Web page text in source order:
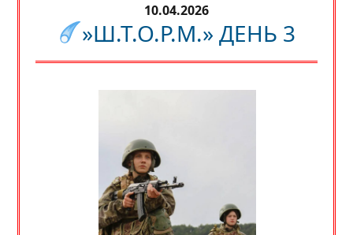
10.04.2026
»Ш.Т.О.Р.М.» ДЕНЬ 3